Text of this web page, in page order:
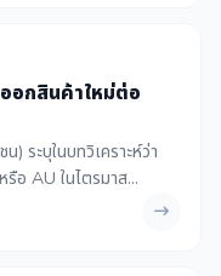
อกสินค้าใหม่ต่อ
ระบุในบทวิเคราะห์ว่า
อ AU ในไตรมาส
57.8% จากไตรมาสก่อน